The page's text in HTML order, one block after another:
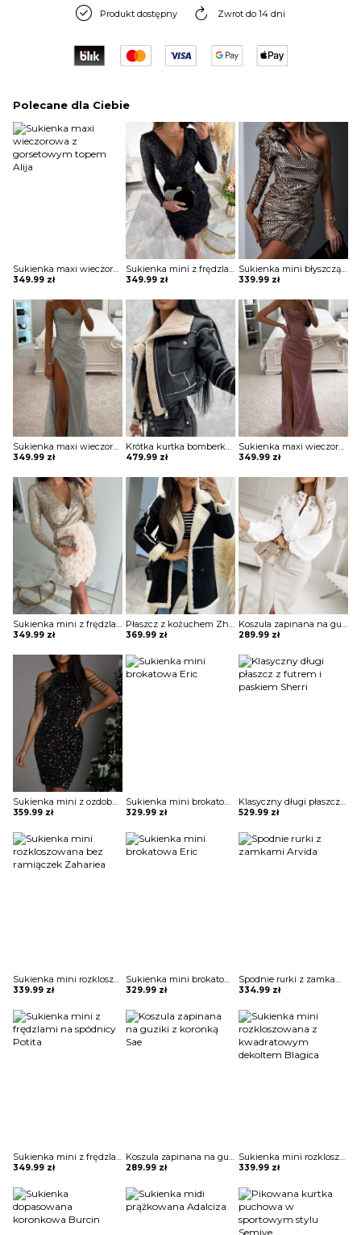
Produkt dostępny Zwrot do 14 dni
Polecane dla Ciebie
Sukienka maxi wieczorowa z gorsetowym topem Alija
349.99 zł
Sukienka mini z frędzlami na spódnicy Potita
349.99 zł
Sukienka mini błyszcząca na jedno ramię Vildan
339.99 zł
Sukienka maxi wieczorowa z gorsetowym topem Alija
349.99 zł
Krótka kurtka bomberka Avie
479.99 zł
Sukienka maxi wieczorowa z gorsetowym topem Alija
349.99 zł
Sukienka mini z frędzlami na spódnicy Potita
349.99 zł
Płaszcz z kożuchem Zhitinja
369.99 zł
Koszula zapinana na guziki z koronką Sae
289.99 zł
Sukienka mini z ozdobnymi pagonami Rosia
359.99 zł
Sukienka mini brokatowa Eric
329.99 zł
Klasyczny długi płaszcz z futrem i paskiem Sherri
529.99 zł
Sukienka mini rozkloszowana bez ramiączek Zahariea
339.99 zł
Sukienka mini brokatowa Eric
329.99 zł
Spodnie rurki z zamkami Arvida
334.99 zł
Sukienka mini z frędzlami na spódnicy Potita
349.99 zł
Koszula zapinana na guziki z koronką Sae
289.99 zł
Sukienka mini rozkloszowana z kwadratowym dekoltem Blagica
339.99 zł